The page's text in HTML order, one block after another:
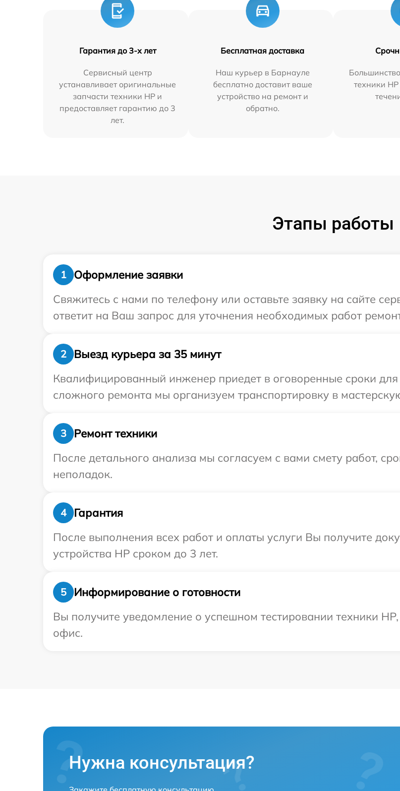
Гарантия до 3-х лет
Сервисный центр
устанавливает оригинальные
запчасти техники HP и
предоставляет гарантию до 3
лет.
Бесплатная доставка
Наш курьер в Барнауле
бесплатно доставит ваше
устройство на ремонт и
обратно.
техники
Этапы работы
1
Оформление заявки
Свяжитесь с нами по телефону или оставьте заявку на сайте
ответит на Ваш запрос для уточнения необходимых работ
2
Выезд курьера за 35 минут
Квалифицированный инженер приедет в оговоренные сроки для
сложного ремонта мы организуем транспортировку в
3
Ремонт техники
После детального анализа мы согласуем с вами смету работ,
неполадок.
4
Гарантия
После выполнения всех работ и оплаты услуги Вы получите
устройства HP сроком до 3 лет.
5
Информирование о готовности
Вы получите уведомление о успешном тестировании техники
офис.
Нужна консультация?